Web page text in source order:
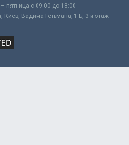
пятница с 09:00 до 18:00
Киев, Вадима Гетьмана, 1-Б, 3-й этаж